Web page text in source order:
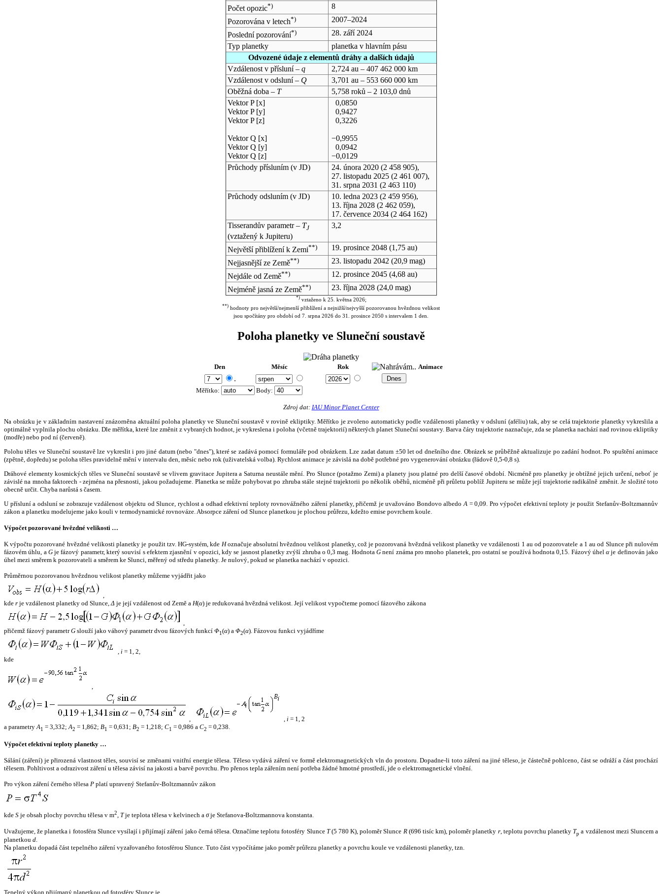
Počet opozic*)
8
Pozorována v letech*)
2007–2024
Poslední pozorování*)
28. září 2024
Typ planetky
planetka v hlavním pásu
Odvozené údaje z elementů dráhy a dalších údajů
Vzdálenost v přísluní – q
2,724 au – 407 462 000 km
Vzdálenost v odsluní – Q
3,701 au – 553 660 000 km
Oběžná doba – T
5,758 roků – 2 103,0 dnů
Vektor P [x]
Vektor P [y]
Vektor P [z]
Vektor Q [x]
Vektor Q [y]
Vektor Q [z]
0,0850
0,9427
0,3226
−0,9955
0,0942
−0,0129
Průchody přísluním (v JD) 24. února 2020(2 458 905),
27. listopadu 2025(2 461 007),
31. srpna 2031 (2 463 110)
Průchody odsluním (v JD) 10. ledna 2023(2 459 956),
13. října 2028(2 462 059),
17. července 2034(2 464 162)
Tisserandův parametr – TJ
(vztažený k Jupiteru)
3,2
Největší přiblížení k Zemi**) 19. prosince 2048(1,75 au)
Nejjasnější ze Země**) 23. listopadu 2042 (20,9 mag)
Nejdále od Země**) 12. prosince 2045(4,68 au)
Nejméně jasná ze Země**) 23. října 2028(24,0 mag)
*)vztaženo k 25. května 2026;
**) hodnoty pro největší/nejmenší přiblížení a nejnižší/nejvyšší pozorovanou hvězdnou velikost
jsou spočítány pro období od 7. srpna 2026 do 31. prosince 2050 s intervalem 1 den.
Poloha planetky ve Sluneční soustavě
Den Měsíc Rok Animace
.
Měřítko: Body:
Zdroj dat: IAU Minor Planet Center
Na obrázku je v základním nastavení znázorněna aktuální poloha planetky ve Sluneční soustavě v rovině ekliptiky. Měřítko je zvoleno automaticky podle vzdálenosti planetky v odsluní (aféliu) tak, aby se celá trajektorie planetky vykreslila a
optimálně vyplnila plochu obrázku. Dle měřítka, které lze změnit z vybraných hodnot, je vykreslena i poloha (včetně trajektorií) některých planet Sluneční soustavy. Barva čáry trajektorie naznačuje, zda se planetka nachází nad rovinou ekliptiky
(modře) nebo pod ní (červeně).
Polohu těles ve Sluneční soustavě lze vykreslit i pro jiné datum (nebo "dnes"), které se zadává pomocí formuláře pod obrázkem. Lze zadat datum ±50 let od dnešního dne. Obrázek se průběžně aktualizuje po zadání hodnot. Po spuštění animace
(zpětně, dopředu) se poloha těles pravidelně mění v intervalu den, měsíc nebo rok (uživatelská volba). Rychlost animace je závislá na době potřebné pro vygenerování obrázku (řádově 0,5-0,8 s).
Dráhové elementy kosmických těles ve Sluneční soustavě se vlivem gravitace Jupitera a Saturna neustále mění. Pro Slunce (potažmo Zemi) a planety jsou platné pro delší časové období. Nicméně pro planetky je obtížné jejich určení, neboť je
závislé na mnoha faktorech - zejména na přesnosti, jakou požadujeme. Planetka se může pohybovat po zhruba stále stejné trajektorii po několik oběhů, nicméně při průletu poblíž Jupiteru se může její trajektorie radikálně změnit. Je složité toto
obecně určit. Chyba narůstá s časem.
U přísluní a odsluní se zobrazuje vzdálenost objektu od Slunce, rychlost a odhad efektivní teploty rovnovážného záření planetky, přičemž je uvažováno Bondovo albedo A = 0,09. Pro výpočet efektivní teploty je použit Stefanův-Boltzmannův
zákon a planetku modelujeme jako kouli v termodynamické rovnováze. Absorpce záření od Slunce planetkou je plochou průřezu, kdežto emise povrchem koule.
Výpočet pozorované hvězdné velikosti …
K výpočtu pozorované hvězdné velikosti planetky je použit tzv. HG-systém, kde Hoznačuje absolutní hvězdnou velikost planetky, což je pozorovaná hvězdná velikost planetky ve vzdálenosti 1 au od pozorovatele a 1 au od Slunce při nulovém
fázovém úhlu, a Gje fázový parametr, který souvisí s efektem zjasnění v opozici, kdy se jasnost planetky zvýší zhruba o 0,3 mag. HodnotaG není známa pro mnoho planetek, pro ostatní se používá hodnota 0,15. Fázový úhelα je definován jako
úhel mezi směrem k pozorovateli a směrem ke Slunci, měřený od středu planetky. Je nulový, pokud se planetka nachází v opozici.
Průměrnou pozorovanou hvězdnou velikost planetky můžeme vyjádřit jako
,
kde r je vzdálenost planetky od Slunce,Δ je její vzdálenost od Země a H(α) je redukovaná hvězdná velikost. Její velikost vypočteme pomocí fázového zákona
,
přičemž fázový parametrG slouží jako váhový parametr dvou fázových funkcí Φ1(α) a Φ2(α). Fázovou funkci vyjádříme
, i = 1, 2,
kde
,
, , i = 1, 2
a parametryA1 = 3,332;A2 = 1,862; B1 = 0,631; B2 = 1,218; C1 = 0,986 a C2 = 0,238.
Výpočet efektivní teploty planetky …
Sálání (záření) je přirozená vlastnost těles, souvisí se změnami vnitřní energie tělesa. Těleso vydává záření ve formě elektromagnetických vln do prostoru. Dopadne-li toto záření na jiné těleso, je částečně pohlceno, část se odráží a část prochází
tělesem. Pohltivost a odrazivost záření u tělesa závisí na jakosti a barvě povrchu. Pro přenos tepla zářením není potřeba žádné hmotné prostředí, jde o elektromagnetické vlnění.
Pro výkon záření černého tělesa P platí upravený Stefanův-Boltzmannův zákon
kde S je obsah plochy povrchu tělesa v m2, Tje teplota tělesa v kelvinech a σje Stefanova-Boltzmannova konstanta.
Uvažujeme, že planetka i fotosféra Slunce vysílají i přijímají záření jako černá tělesa. Označíme teplotu fotosféry Slunce T(5 780 K), poloměr Slunce R(696 tisíc km), poloměr planetky r, teplotu povrchu planetky Tp a vzdálenost mezi Sluncem a
planetkou d.
Na planetku dopadá část tepelného záření vyzařovaného fotosférou Slunce. Tuto část vypočítáme jako poměr průřezu planetky a povrchu koule ve vzdálenosti planetky, tzn.
Tepelný výkon přijímaný planetkou od fotosféry Slunce je